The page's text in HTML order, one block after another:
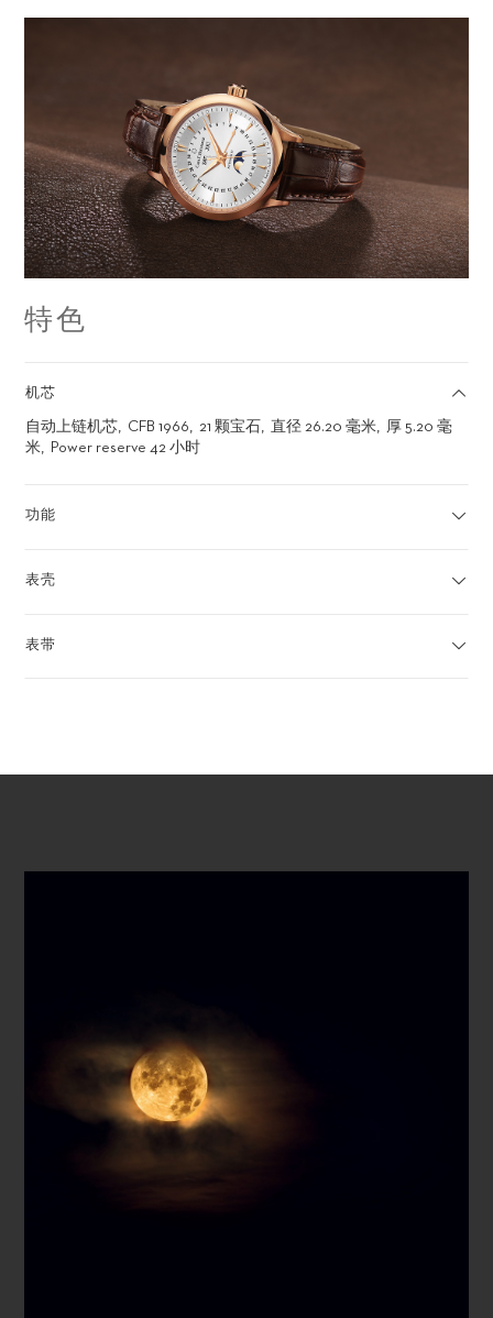
特色
机芯
自动上链机芯 CFB 1966 21 颗宝石 直径 26.20 毫米
厚 5.20 毫
米
Power reserve 42 小时
功能
表壳
表带